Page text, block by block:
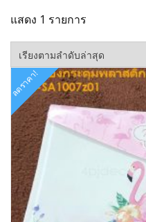
แสดง 1 รายการ
ลดราคา!